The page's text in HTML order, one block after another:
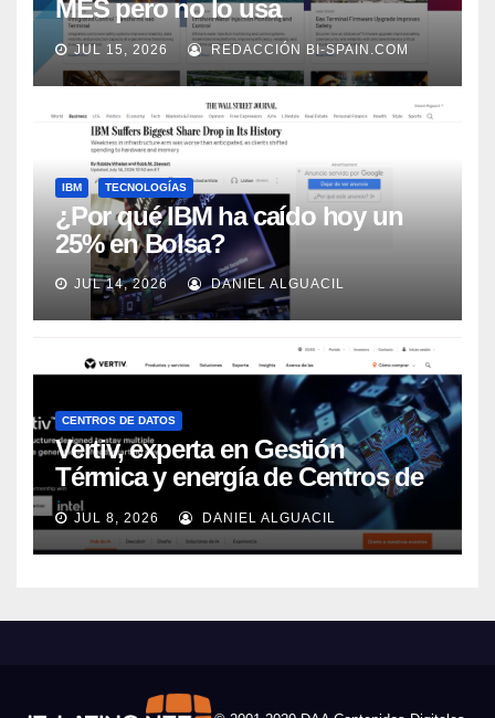
MES pero no lo usa
adecuadamente, según Rockwell
Automation
JUL 15, 2026 REDACCIÓN BI-SPAIN.COM
IBM TECNOLOGÍAS
¿Por qué IBM ha caído hoy un
25% en Bolsa?
JUL 14, 2026 DANIEL ALGUACIL
CENTROS DE DATOS
Vertiv, experta en Gestión
Térmica y energía de Centros de
Datos, sigue su crecimiento
imparable
JUL 8, 2026 DANIEL ALGUACIL